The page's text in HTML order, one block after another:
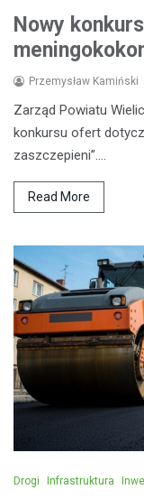
Nowy
Przemysław Kamiński
Zarząd Powiatu
konkursu ofert
zaszczepieni”.…
Read More
Drogi Infrastruktura